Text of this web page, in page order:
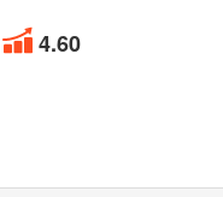
4.60